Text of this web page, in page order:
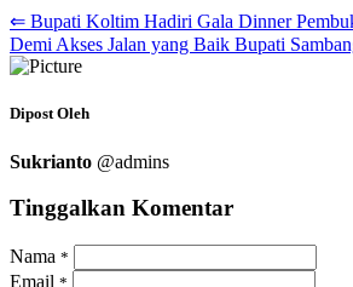
⇐ Bupati Koltim Hadiri Gala Dinner
Demi Akses Jalan yang Baik Bupati
Dipost Oleh
Sukrianto @admins
Tinggalkan Komentar
Nama *
Email *